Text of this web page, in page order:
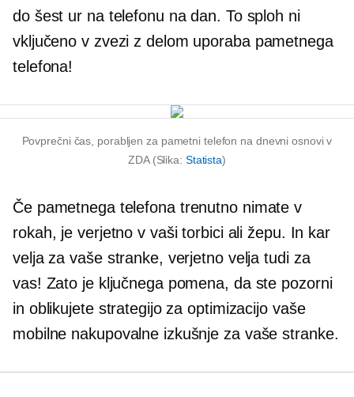
do šest ur na telefonu na dan. To sploh ni
vključenov zvezi z delom uporaba pametnega
telefona!
Povprečni čas, porabljen za pametni telefon na dnevni osnovi v
ZDA (Slika: Statista)
Če pametnega telefona trenutno nimate v
rokah, je verjetno v vaši torbici ali žepu. In kar
velja za vaše stranke, verjetno velja tudi za
vas! Zato je ključnega pomena, da ste pozorni
in oblikujete strategijo za optimizacijo vaše
mobilne nakupovalne izkušnje za vaše stranke.